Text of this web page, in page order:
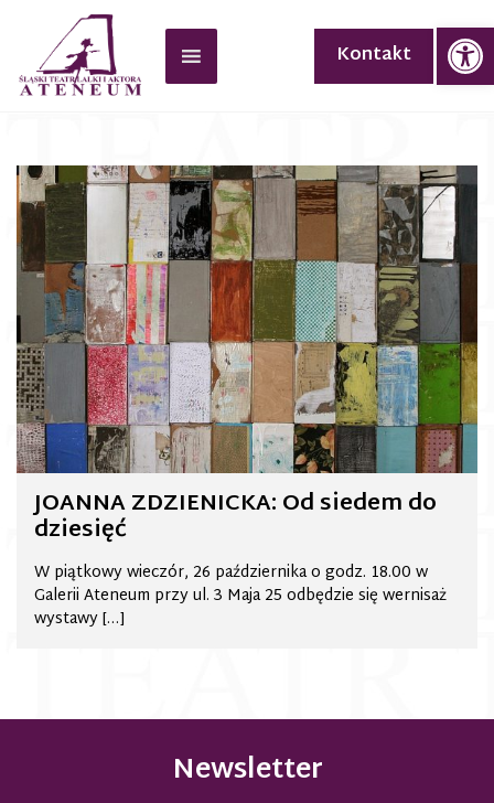
Kontakt
JOANNA ZDZIENICKA: Od siedem do
dziesięć
W piątkowy wieczór, 26 października o godz. 18.00 w
Galerii Ateneum przy ul. 3 Maja 25 odbędzie się wernisaż
wystawy […]
Newsletter